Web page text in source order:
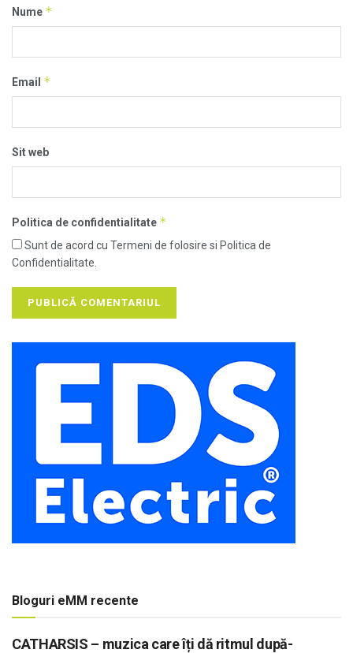
Nume *
Email *
Sit web
Politica de confidentialitate *
Sunt de acord cu Termeni de folosire si Politica de
Confidentialitate.
Bloguri eMM recente
CATHARSIS – muzica care îți dă ritmul după-